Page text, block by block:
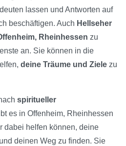
lassen und Antworten auf
beschäftigen. Auch Hellseher
Rheinhessen zu
an. Sie können in die
deine Träume und Ziele zu
spiritueller
es in Offenheim, Rheinhessen
dabei helfen können, deine
deinen Weg zu finden. Sie